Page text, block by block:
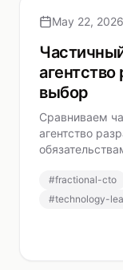
May 22, 2026
агентство
выбор
Сравниваем
агентство
основателей.
#fractional-cto
#technology-